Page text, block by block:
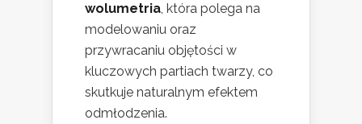
wolumetria, która polega na
modelowaniu oraz
przywracaniu objętości w
kluczowych partiach twarzy, co
skutkuje naturalnym efektem
odmłodzenia.